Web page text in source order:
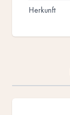
Herkunft